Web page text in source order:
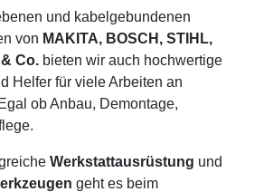
und kabelgebundenen
von MAKITA, BOSCH, STIHL,
Co. bieten wir auch hochwertige
Helfer für viele Arbeiten an
ob Anbau, Demontage,
Werkstattausrüstung und
geht es beim